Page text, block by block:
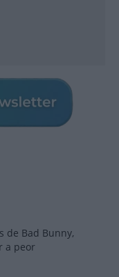
de Bad Bunny,
a peor